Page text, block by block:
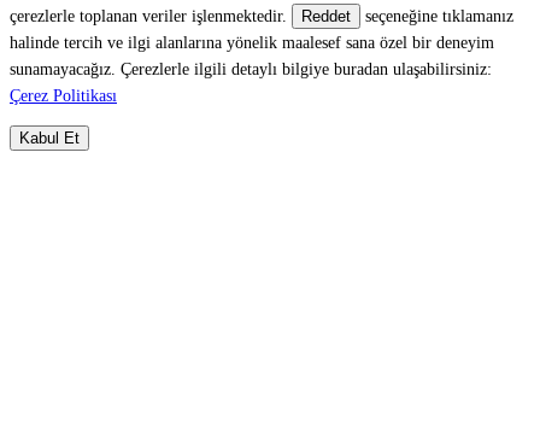
çerezlerle toplanan veriler işlenmektedir.
Reddet
seçeneğine tıklamanız
halinde tercih ve ilgi alanlarına yönelik maalesef sana özel bir deneyim
sunamayacağız. Çerezlerle ilgili detaylı bilgiye buradan ulaşabilirsiniz:
Çerez Politikası
Kabul Et